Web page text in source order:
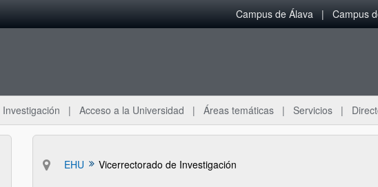
Campus de Álava Campus
Investigación Acceso a la Universidad Áreas temáticas Servicios
EHU Vicerrectorado de Investigación